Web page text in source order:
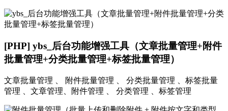
[PHP] ybs_后台功能增强工具（文章批量管理+附件
批量管理+分类批量管理+标签批量管理）
文章批量管理 、 附件批量管理 、 分类批量管理 、标签批量
管理 、文章管理、附件管理 、 分类管理 、标签管理